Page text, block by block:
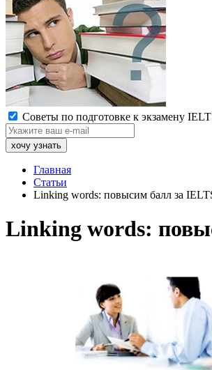
Советы по подготовке к экзамену
Главная
Статьи
Linking words: повысим балл за
Linking words: